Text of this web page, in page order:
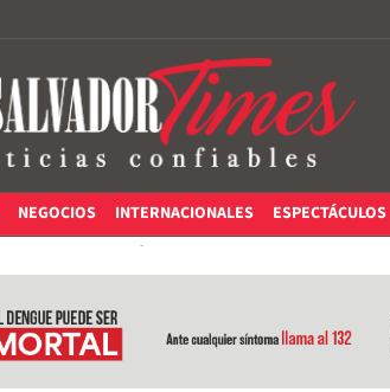
NEGOCIOS INTERNACIONALES ESPECTÁCULOS